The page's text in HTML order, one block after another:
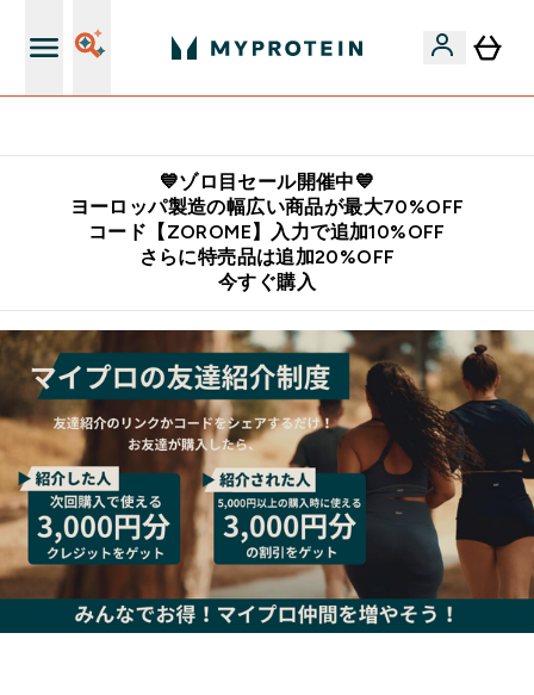
💙ゾロ目セール開催中💙
ヨーロッパ製造の幅広い商品が最大70%OFF
コード【ZOROME】入力で追加10%OFF
さらに特売品は追加20%OFF
今すぐ購入